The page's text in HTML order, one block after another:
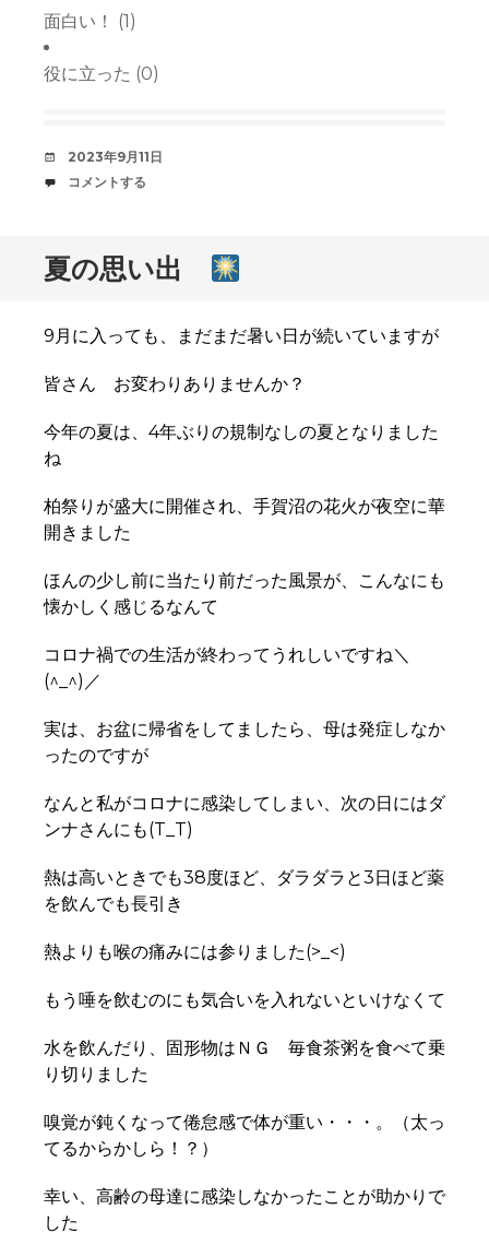
面白い！ (1)
役に立った (0)
デ
ー
2023年9月11日
コ
コメントする
夏の思い出
9月に入っても、まだまだ暑い日が続いていますが
皆さん お変わりありませんか？
今年の夏は、4年ぶりの規制なしの夏となりました
ね
柏祭りが盛大に開催され、手賀沼の花火が夜空に華
開きました
ほんの少し前に当たり前だった風景が、こんなにも
懐かしく感じるなんて
コロナ禍での生活が終わってうれしいですね＼
(^_^)／
実は、お盆に帰省をしてましたら、母は発症しなか
ったのですが
なんと私がコロナに感染してしまい、次の日にはダ
ンナさんにも(T_T)
熱は高いときでも38度ほど、ダラダラと3日ほど薬
を飲んでも長引き
熱よりも喉の痛みには参りました(>_<)
もう唾を飲むのにも気合いを入れないといけなくて
水を飲んだり、固形物はＮＧ 毎食茶粥を食べて乗
り切りました
嗅覚が鈍くなって倦怠感で体が重い・・・。（太っ
てるからかしら！？）
幸い、高齢の母達に感染しなかったことが助かりで
した